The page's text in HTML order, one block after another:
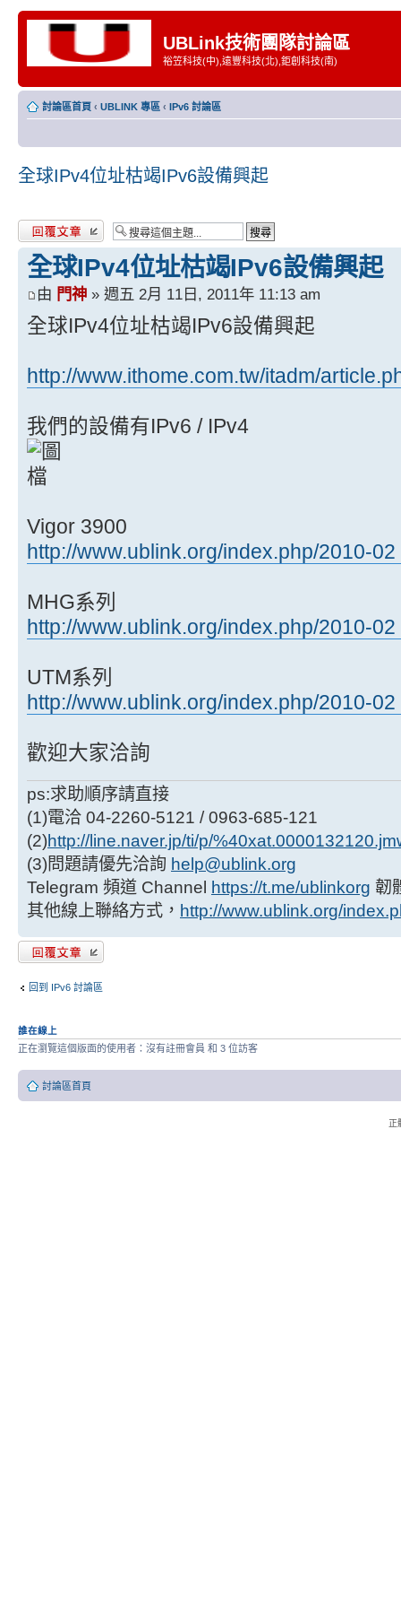
UBLink技術團隊討論區
裕笠科技(中),遠豐科技(北),鉅創科技(南)
討論區首頁 ‹ UBLINK 專區 ‹ IPv6 討論區
全球IPv4位址枯竭IPv6設備興起
發表回覆
全球IPv4位址枯竭IPv6設備興起
由 門神 » 週五 2月 11日, 2011年 11:13 am
全球IPv4位址枯竭IPv6設備興起
http://www.ithome.com.tw/itadm/
我們的設備有IPv6 / IPv4
Vigor 3900
http://www.ublink.org/index.php/2010-
MHG系列
http://www.ublink.org/index.php/2010-02
UTM系列
http://www.ublink.org/index.php/2010-02
歡迎大家洽詢
ps:求助順序請直接
(1)電洽 04-2260-5121 / 0963-685-121
(2)http://line.naver.jp/ti/p/
(3)問題請優先洽詢 help@ublink.org
Telegram 頻道 Channel
https://t.me/ublinkorg 韌
其他線上聯絡方式， http://www.ublink.org/
發表回覆
回到 IPv6 討論區
誰在線上
正在瀏覽這個版面的使用者：沒有註冊會員 和 3 位訪客
討論區首頁
正